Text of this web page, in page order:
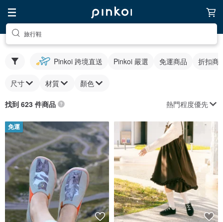
旅行鞋
Pinkoi 跨境直送 Pinkoi 嚴選 免運商品 折扣商
尺寸 材質 顏色
找到 623 件商品 熱門程度優先
免運